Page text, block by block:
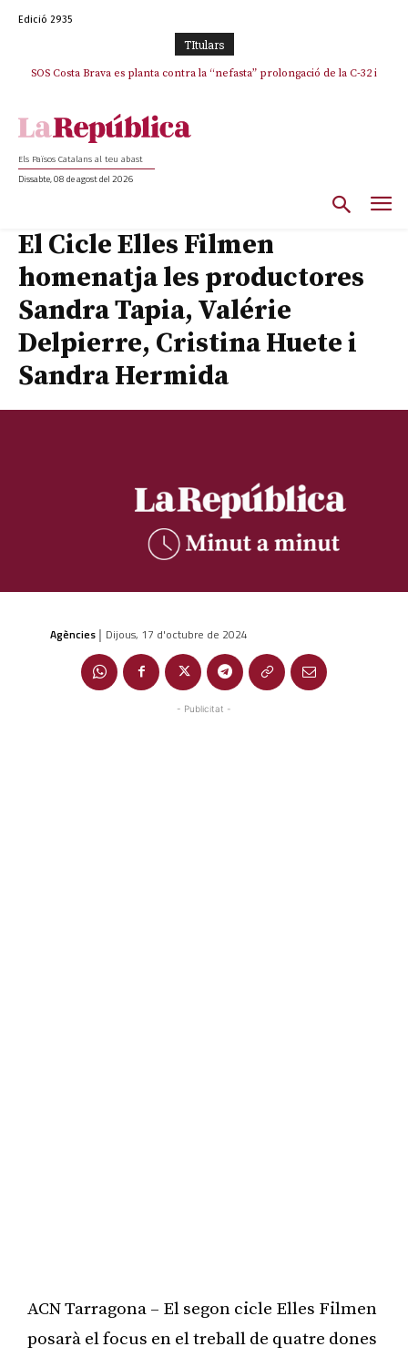
Edició 2935
TItulars
SOS Costa Brava es planta contra la “nefasta” prolongació de la C-32 i
Els Països Catalans al teu abast
Dissabte, 08 de agost del 2026
El Cicle Elles Filmen
homenatja les productores
Sandra Tapia, Valérie
Delpierre, Cristina Huete i
Sandra Hermida
Agències | Dijous, 17 d'octubre de 2024
- Publicitat -
ACN Tarragona – El segon cicle Elles Filmen
posarà el focus en el treball de quatre dones